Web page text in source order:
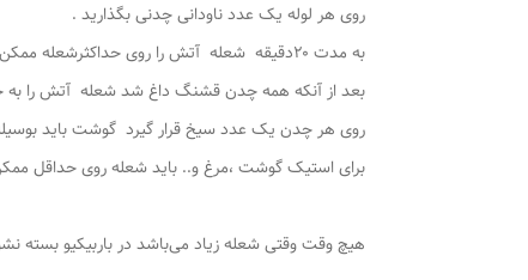
روی هر لوله یک عدد ناودانی چدنی بگذارید .
به مدت ۲۰دقیقه شعله آتش را روی حداکثرشعله ممکن بگذارید .
بعد از آنکه همه چدن قشنگ داغ شد شعله آتش را به
روی هر چدن یک عدد سیخ قرار گیرد گوشت باید
برای استیک گوشت ،مرغ و.. باید شعله روی حداقل
هیچ وقت وقتی شعله زیاد می‌باشد در باربیکیو بسته